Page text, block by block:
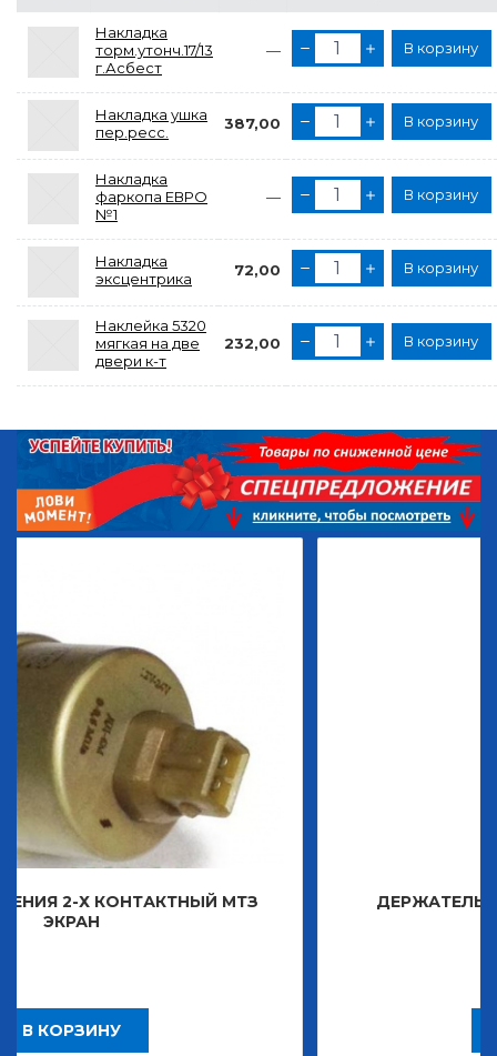
Накладка
торм.утонч.17/13
г.Асбест
— В корзину
Накладка ушка
пер.ресс.
387,00 В корзину
Накладка
фаркопа ЕВРО
№1
— В корзину
Накладка
эксцентрика
72,00 В корзину
Наклейка 5320
мягкая на две
двери к-т
232,00 В корзину
МТЗ ДЕРЖАТЕЛЬ ЗНАКА